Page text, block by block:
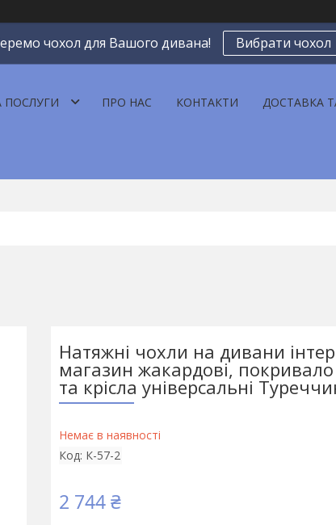
чохол для Вашого дивана! Вибрати чохол
ПОСЛУГИ ПРО НАС КОНТАКТИ ДОСТАВКА
Натяжні чохли на дивани
магазин жакардові,
та крісла універсальні
Немає в наявності
Код: К-57-2
2 744 ₴